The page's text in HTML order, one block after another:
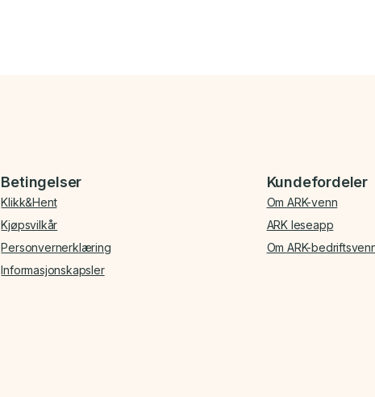
Betingelser
Klikk&Hent
Kjøpsvilkår
Personvernerklæring
Informasjonskapsler
Kundefordeler
Om ARK-venn
ARK leseapp
Om ARK-